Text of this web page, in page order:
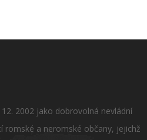
2002 jako dobrovolná nevládní
romské a neromské občany, jejichž